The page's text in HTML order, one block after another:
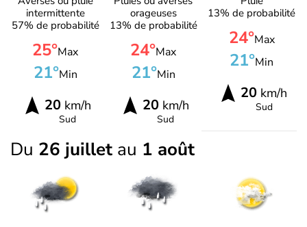
intermittente
57% de probabilité
25°Max
21°Min
20km/h
Sud
orageuses
13% de probabilité
24°Max
21°Min
20km/h
Sud
13% de probabilité
24°Max
21°Min
20 km/h
Sud
Du 26 juillet au 1 août